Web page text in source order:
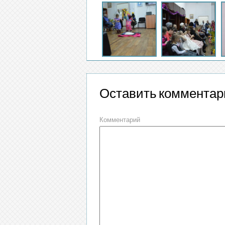
Оставить
Комментарий